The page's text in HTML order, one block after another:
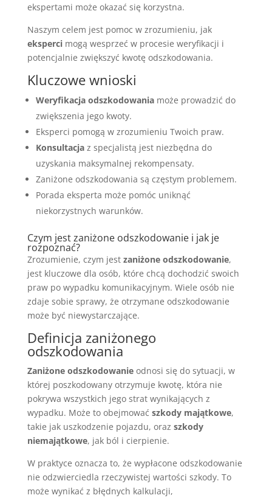
ekspertami może okazać się korzystna.
Naszym celem jest pomoc w zrozumieniu, jak
ekspercimogą wesprzeć w procesie weryfikacji i
potencjalnie zwiększyć kwotę odszkodowania.
Kluczowe wnioski
Weryfikacja odszkodowaniamoże prowadzić do
zwiększenia jego kwoty.
Eksperci pomogą w zrozumieniu Twoich praw.
Konsultacjaz specjalistą jest niezbędna do
uzyskania maksymalnej rekompensaty.
Zaniżone odszkodowania są częstym problemem.
Porada eksperta może pomóc uniknąć
niekorzystnych warunków.
Czym jest zaniżone odszkodowanie i jak je
rozpoznać?
Zrozumienie, czym jest zaniżone odszkodowanie,
jest kluczowe dla osób, które chcą dochodzić swoich
praw po wypadku komunikacyjnym. Wiele osób nie
zdaje sobie sprawy, że otrzymane odszkodowanie
może być niewystarczające.
Definicja zaniżonego
odszkodowania
Zaniżone odszkodowanieodnosi się do sytuacji, w
której poszkodowany otrzymuje kwotę, która nie
pokrywa wszystkich jego strat wynikających z
wypadku. Może to obejmować szkody majątkowe,
takie jak uszkodzenie pojazdu, oraz szkody
niemajątkowe, jak ból i cierpienie.
W praktyce oznacza to, że wypłacone odszkodowanie
nie odzwierciedla rzeczywistej wartości szkody. To
może wynikać z błędnych kalkulacji,